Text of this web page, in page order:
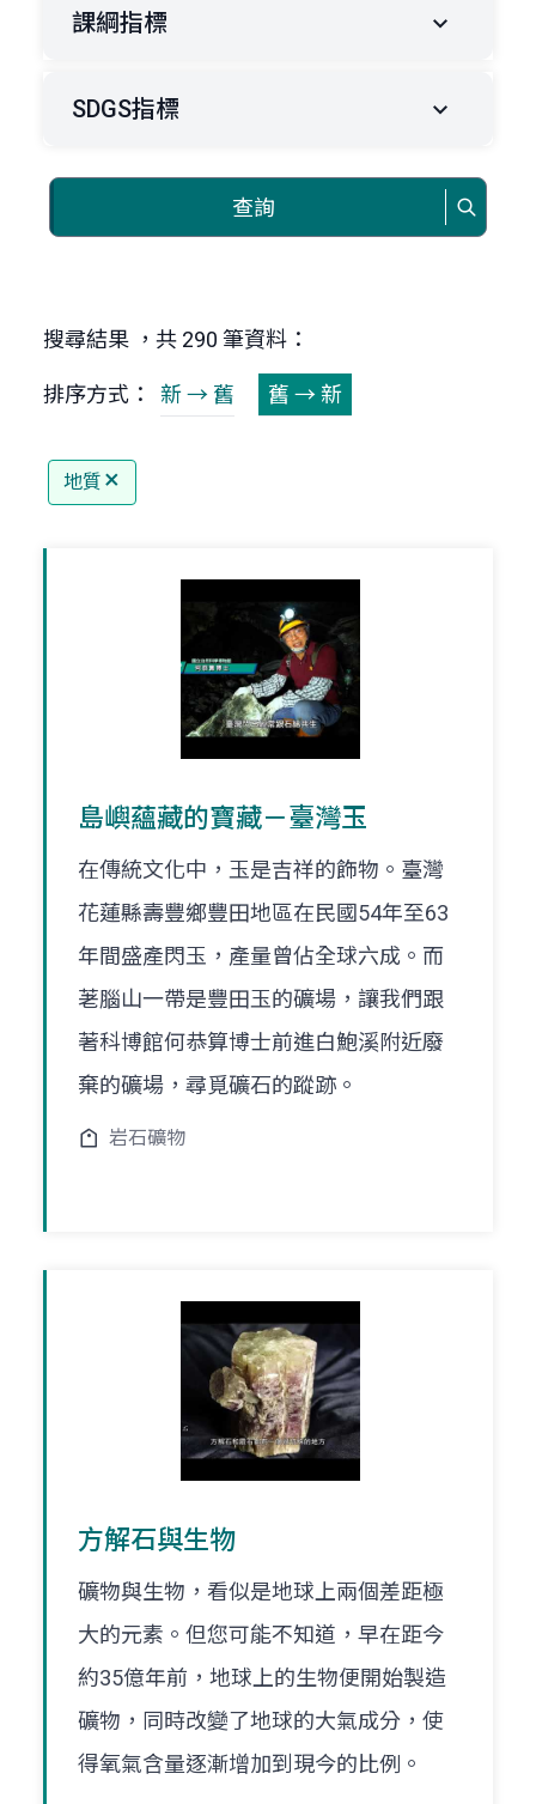
課綱指標
SDGS指標
查詢
搜尋結果 ，共 290 筆資料：
排序方式： 新 → 舊 舊 → 新
地質
島嶼蘊藏的寶藏－臺灣玉
在傳統文化中，玉是吉祥的飾物。臺灣
花蓮縣壽豐鄉豐田地區在民國54年至63
年間盛產閃玉，產量曾佔全球六成。而
荖腦山一帶是豐田玉的礦場，讓我們跟
著科博館何恭算博士前進白鮑溪附近廢
棄的礦場，尋覓礦石的蹤跡。
岩石礦物
方解石與生物
礦物與生物，看似是地球上兩個差距極
大的元素。但您可能不知道，早在距今
約35億年前，地球上的生物便開始製造
礦物，同時改變了地球的大氣成分，使
得氧氣含量逐漸增加到現今的比例。